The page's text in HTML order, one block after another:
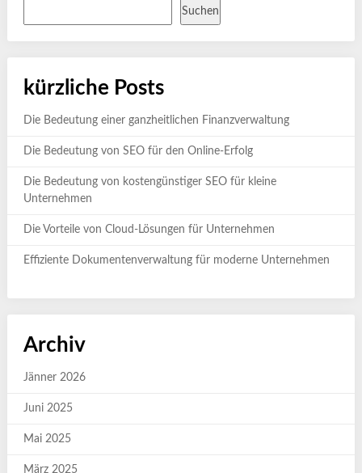
Suchen
kürzliche Posts
Die Bedeutung einer ganzheitlichen Finanzverwaltung
Die Bedeutung von SEO für den Online-Erfolg
Die Bedeutung von kostengünstiger SEO für kleine
Unternehmen
Die Vorteile von Cloud-Lösungen für Unternehmen
Effiziente Dokumentenverwaltung für moderne Unternehmen
Archiv
Jänner 2026
Juni 2025
Mai 2025
März 2025